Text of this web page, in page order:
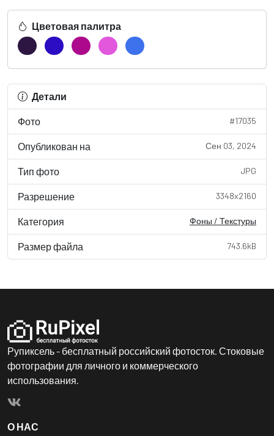
Цветовая палитра
Детали
Фото #17035
Опубликован на Сен 03, 2024
Тип фото JPG
Разрешение 3348x2160
Категория Фоны / Текстуры
Размер файла 743.6kB
Рупиксель - бесплатный российский фотосток. Стоковые
фотографии для личного и коммерческого
использования.
О НАС